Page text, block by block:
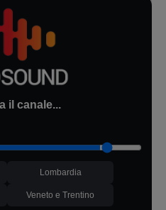
il canale...
Lombardia
Veneto e Trentino